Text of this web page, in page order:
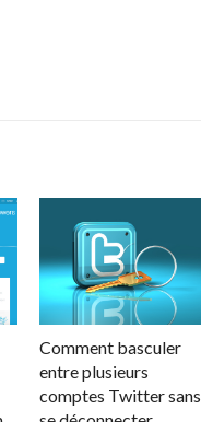
Comment basculer
entre plusieurs
comptes Twitter sans